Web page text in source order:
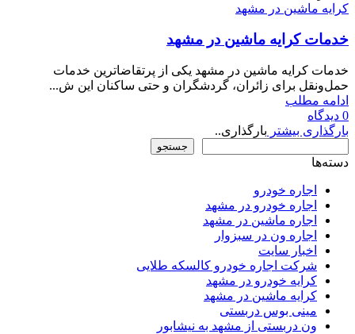
کرایه ماشین در مشهد
خدمات کرایه ماشین در مشهد
خدمات کرایه ماشین در مشهد یکی از پرتقاضاترین خدمات
حمل‌ونقل برای زائران، گردشگران و حتی ساکنان این ش...
ادامه مطلب
0 دیدگاه
بارگذاری بیشتر بارگذاری..
جستجو
دسته‌ها
اجاره خودرو
اجاره خودرو در مشهد
اجاره ماشین در مشهد
اجاره ون در سبزوار
اخبار سایت
شرکت اجاره خودرو کالسکه طلایی
کرایه خودرو در مشهد
کرایه ماشین در مشهد
مینی بوس دربستی
ون دربستی از مشهد به نیشابور